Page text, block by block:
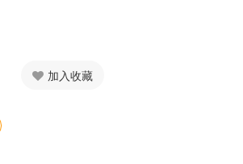
加入收藏